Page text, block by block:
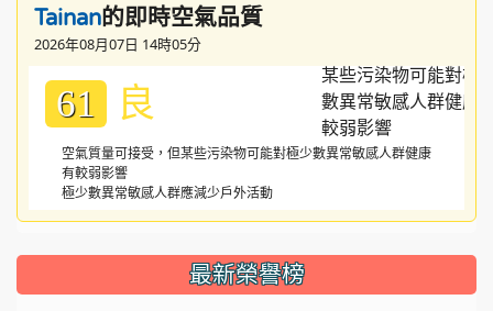
Tainan的即時空氣品質
2026年08月07日 14時05分
61 良
空氣質量可接受，但某些污染物可能對極少數異常敏感人群健康
有較弱影響
極少數異常敏感人群應減少戶外活動
::: 最新榮譽榜